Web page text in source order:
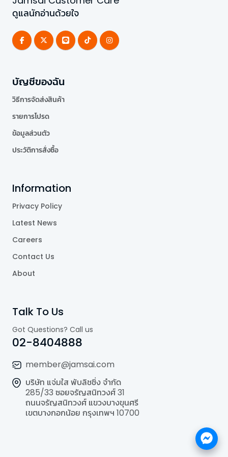
ดูแลนักอ่านด้วยใจ
บัญชีของฉัน
วิธีการจัดส่งสินค้า
รายการโปรด
ข้อมูลส่วนตัว
ประวัติการสั่งซื้อ
Information
Privacy Policy
Latest News
Careers
Contact Us
About
Talk To Us
Got Questions? Call us
02-8404888
member@jamsai.com
บริษัท แจ่มใส พับลิชชิ่ง จำกัด
285/33 ซอยจรัญสนิทวงศ์ 31
ถนนจรัญสนิทวงศ์ แขวงบางขุนศรี
เขตบางกอกน้อย กรุงเทพฯ 10700